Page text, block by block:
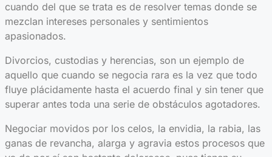
cuando del que se trata es de resolver temas donde se
mezclan intereses personales y sentimientos
apasionados.
Divorcios, custodias y herencias, son un ejemplo de
aquello que cuando se negocia rara es la vez que todo
fluye plácidamente hasta el acuerdo final y sin tener que
superar antes toda una serie de obstáculos agotadores.
Negociar movidos por los celos, la envidia, la rabia, las
ganas de revancha, alarga y agravia estos procesos que